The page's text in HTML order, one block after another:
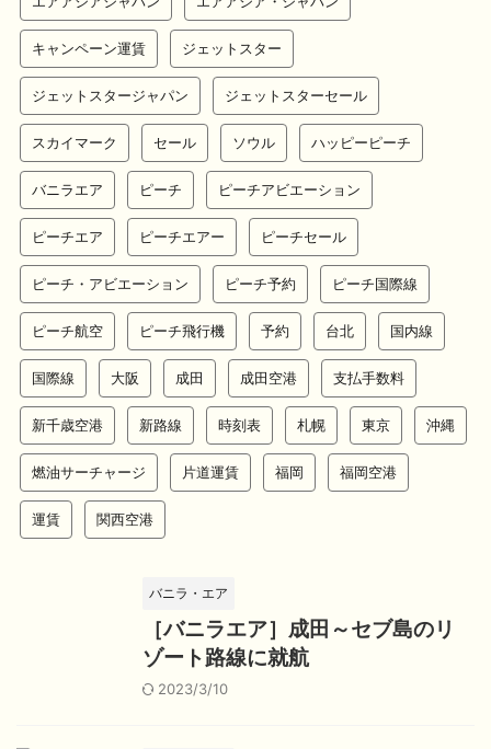
キャンペーン運賃 ジェットスター
ジェットスタージャパン ジェットスターセール
スカイマーク セール ソウル ハッピーピーチ
バニラエア ピーチ ピーチアビエーション
ピーチエア ピーチエアー ピーチセール
ピーチ・アビエーション ピーチ予約 ピーチ国際線
ピーチ航空 ピーチ飛行機 予約 台北 国内線
国際線 大阪 成田 成田空港 支払手数料
新千歳空港 新路線 時刻表 札幌 東京 沖縄
燃油サーチャージ 片道運賃 福岡 福岡空港
運賃 関西空港
バニラ・エア
［バニラエア］成田～セブ島のリ
ゾート路線に就航
2023/3/10